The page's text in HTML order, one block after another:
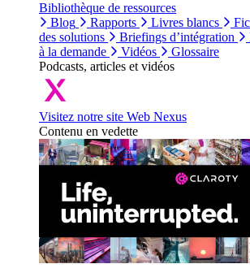
Bibliothèque de ressources
Blog
Rapports Livres blancs
des solutions
Briefings d’intégration
à la demande
Vidéos
Glossaire
Podcasts, articles et vidéos
Visitez notre site Web Nexus
Contenu en vedette